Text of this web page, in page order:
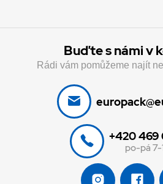
Buďte s námi v
Rádi vám pomůžeme najít
+420 469
po-pá 7-